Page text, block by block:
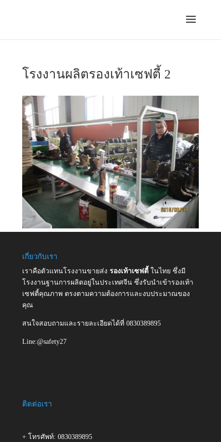
โรงงานผลิตรองเท้าเซฟตี้ 2
เกี่ยวกับเรา
เราคือตัวแทนโรงงานขายส่ง รองเท้าเซฟตี้ ในไทย ซึ่งมี
โรงงานฐานการผลิตอยู่ในประเทศจีน ซึ่งรับนำเข้ารองเท้า
เซฟตี้คุณภาพ ตรงตามความต้องการและงบประมาณของ
คุณ
สนใจสอบถามและรายละเอียดได้ที่ 0830389895
Line:@safety27
ติดต่อเรา
+ โทรศัพท์: 0830389895